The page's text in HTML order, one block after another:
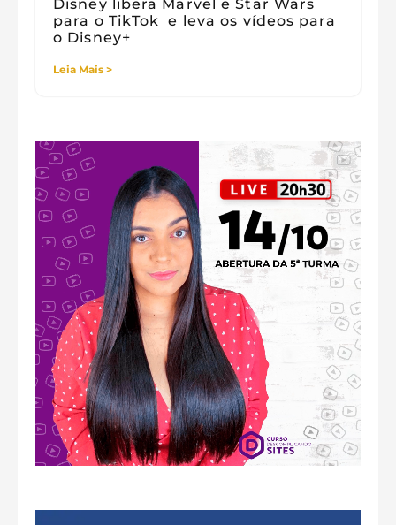
Disney libera Marvel e Star Wars
para o TikTok e leva os vídeos para
o Disney+
Leia Mais >